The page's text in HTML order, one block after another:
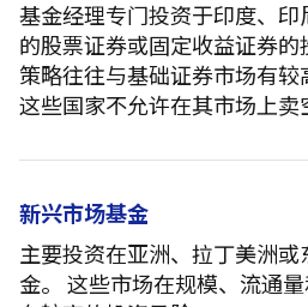
基金经理专门投资于印度、
的股票证券或固定收益证券的
策略往往与基础证券市场有
这些国家不允许在其市场上卖
新兴市场基金
主要投资在亚洲、拉丁美洲
金。 这些市场在规模、流通